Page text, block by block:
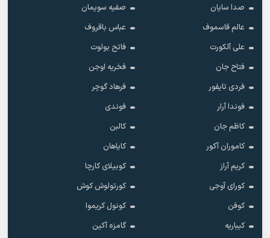
صدا سایان
صفیه سویمان
عالم قاسموف
عباس باقروف
علی آلکورت
فاتح بولوت
فتاح جان
فخریه اوجن
فردی تایفور
فرهاد گوچر
فوندا آرار
فوندی
کاظم جان
کالبن
کاموران آکور
کایاهان
کریم آراز
کوبیلای کارچا
کورای آوجی
کورتولوش کوش
کوفن
کونول کریموا
کیباریه
گامزه آکین